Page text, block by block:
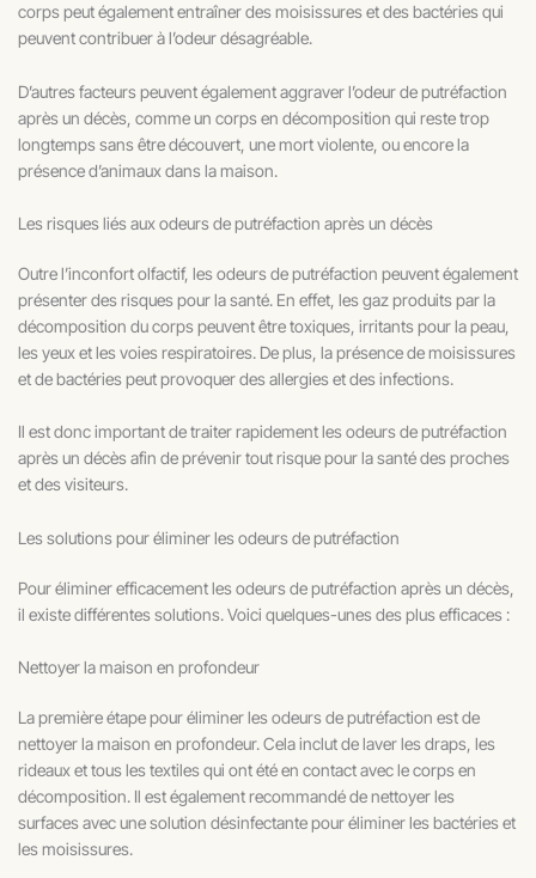
corps peut également entraîner des moisissures et des bactéries qui
peuvent contribuer à l’odeur désagréable.
D’autres facteurs peuvent également aggraver l’odeur de putréfaction
après un décès, comme un corps en décomposition qui reste trop
longtemps sans être découvert, une mort violente, ou encore la
présence d’animaux dans la maison.
Les risques liés aux odeurs de putréfaction après un décès
Outre l’inconfort olfactif, les odeurs de putréfaction peuvent également
présenter des risques pour la santé. En effet, les gaz produits par la
décomposition du corps peuvent être toxiques, irritants pour la peau,
les yeux et les voies respiratoires. De plus, la présence de moisissures
et de bactéries peut provoquer des allergies et des infections.
Il est donc important de traiter rapidement les odeurs de putréfaction
après un décès afin de prévenir tout risque pour la santé des proches
et des visiteurs.
Les solutions pour éliminer les odeurs de putréfaction
Pour éliminer efficacement les odeurs de putréfaction après un décès,
il existe différentes solutions. Voici quelques-unes des plus efficaces :
Nettoyer la maison en profondeur
La première étape pour éliminer les odeurs de putréfaction est de
nettoyer la maison en profondeur. Cela inclut de laver les draps, les
rideaux et tous les textiles qui ont été en contact avec le corps en
décomposition. Il est également recommandé de nettoyer les
surfaces avec une solution désinfectante pour éliminer les bactéries et
les moisissures.